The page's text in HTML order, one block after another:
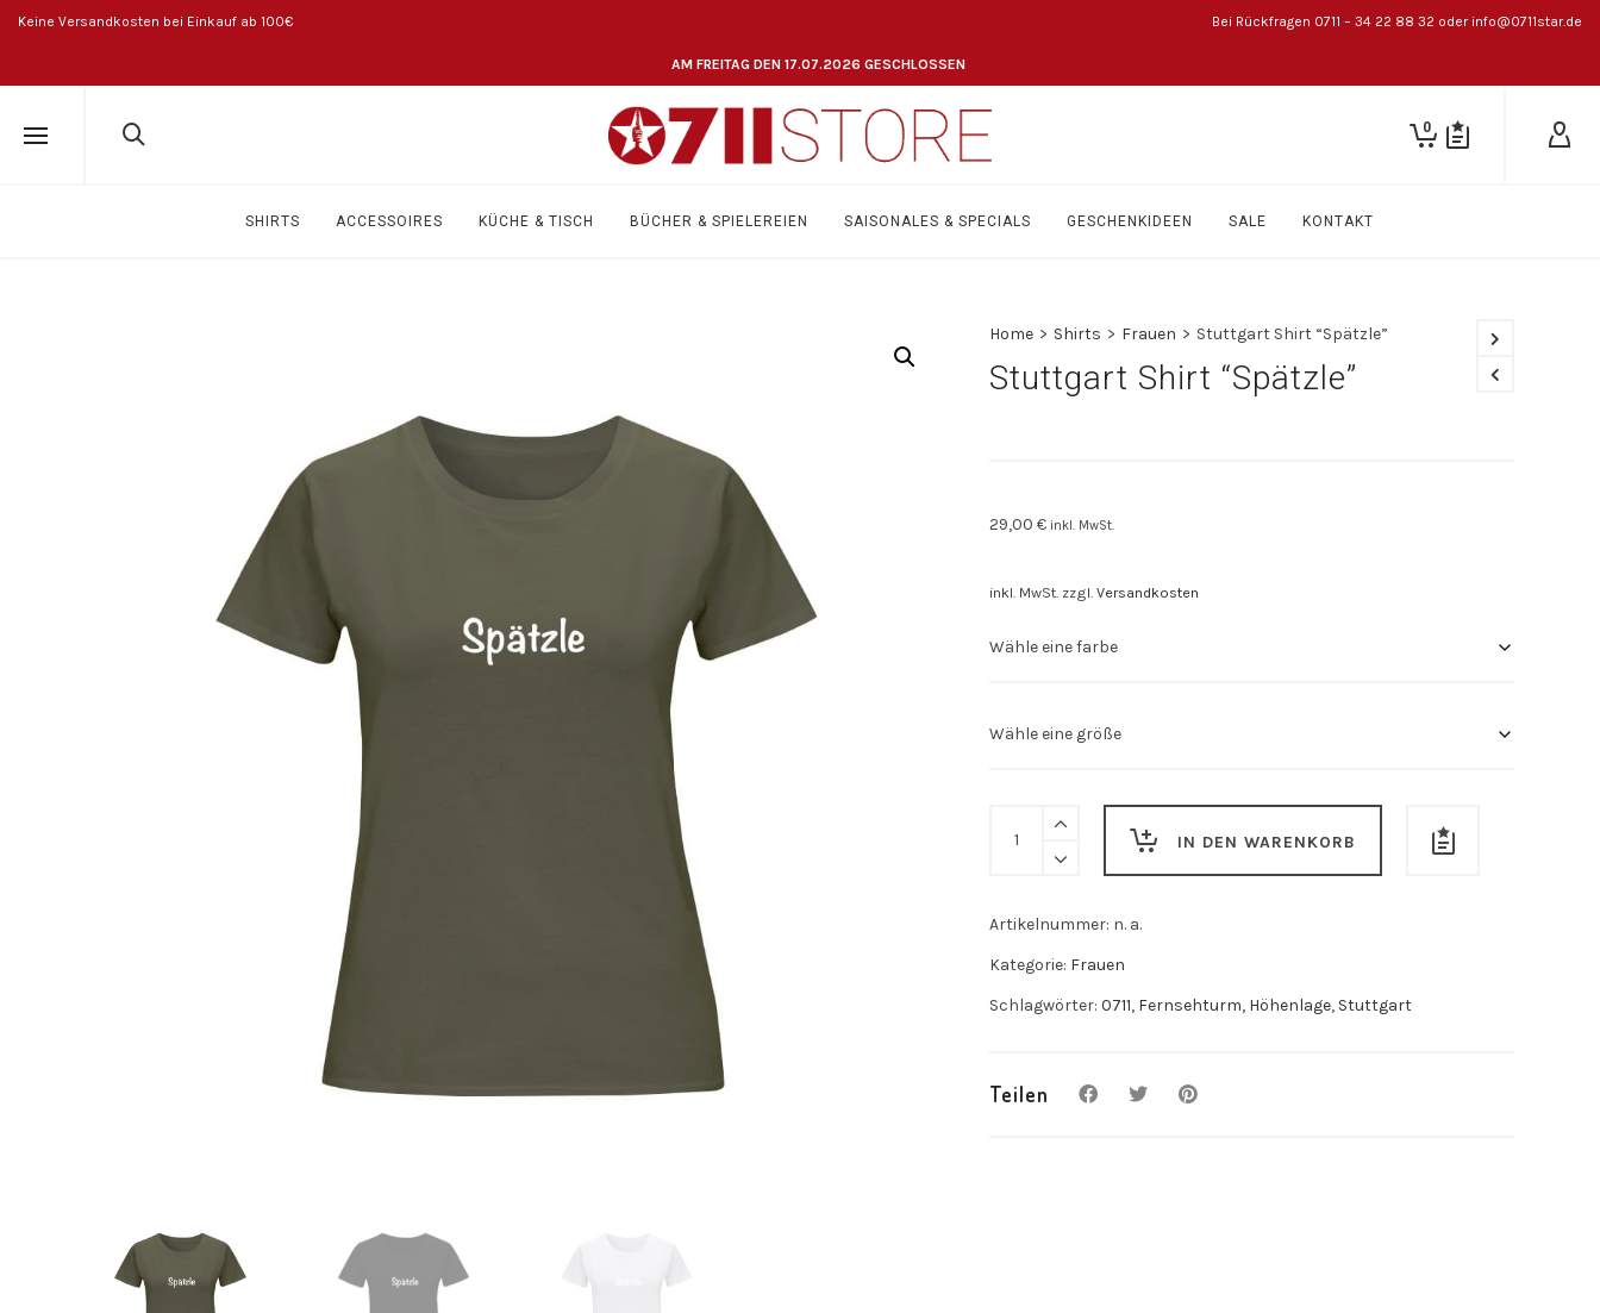
Keine Versandkosten bei Einkauf ab 100€ Bei Rückfragen 0711 – 34 22 88 32 oder info@0711star.de
AM FREITAG DEN 17.07.2026 GESCHLOSSEN
0
SHIRTS ACCESSOIRES KÜCHE & TISCH BÜCHER & SPIELEREIEN SAISONALES & SPECIALS GESCHENKIDEEN SALE KONTAKT
Home > Shirts > Frauen > Stuttgart Shirt “Spätzle”
Stuttgart Shirt “Spätzle”
29,00 € inkl. MwSt.
inkl. MwSt. zzgl. Versandkosten
Stuttgart
Shirt
IN DEN WARENKORB
Artikelnummer: n. a.
Kategorie: Frauen
Schlagwörter: 0711, Fernsehturm, Höhenlage, Stuttgart
Teilen